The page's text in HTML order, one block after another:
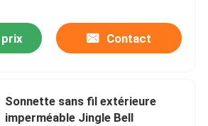
prix Contact
Sonnette sans fil extérieure
imperméable Jingle Bell